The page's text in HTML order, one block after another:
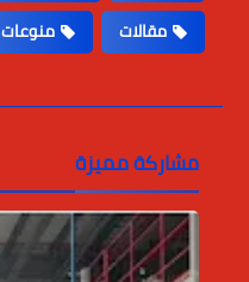
مقالات
منوعات
مشاركة مميزة